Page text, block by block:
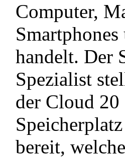
Computer,
handelt. Der
Spezialist
der Cloud 20
bereit,